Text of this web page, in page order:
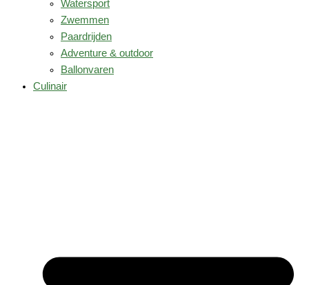
Watersport
Zwemmen
Paardrijden
Adventure & outdoor
Ballonvaren
Culinair